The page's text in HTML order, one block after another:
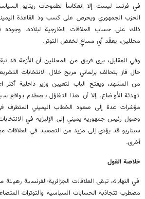
في فرنسا ليست إلا انعكاساً لطموحات ريتايو
الحزب الجمهوري ويحرص على كسب ود القاعدة
ذلك على حساب العلاقات الخارجية لبلاده.
محللين، يعقّد أي مساعٍ لخفض التوتر.
وفي المقابل، يرى فريق من المحللين أن الأزمة قد
حال فاز بتحالف برلماني مريح خلال الانتخابات
من المشهد، ويفتح الباب لتعيين وزير داخلية أكثر
تهدئة الأوضاع. إلا أن هذا التفاؤل يصطدم بواقع
مؤشرات عدة إلى صعود الخطاب اليميني المتطرف في
وصول رئيس جمهورية يميني إلى الإليزيه في
سيناريو قد يؤدي إلى مزيد من التصعيد في العلاقات
أخرى.
خلاصة القول
في النهاية، تبقى العلاقات الجزائرية-الفرنسية
مضطرب تتجاذبه الحسابات السياسية والتوترات